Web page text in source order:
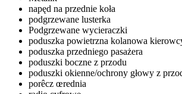
napęd na przednie koła
podgrzewane lusterka
Podgrzewane wycieraczki
poduszka powietrzna kolanowa
poduszka przedniego pasażera
poduszki boczne z przodu
poduszki okienne/ochrony głowy z
porêcz œrednia